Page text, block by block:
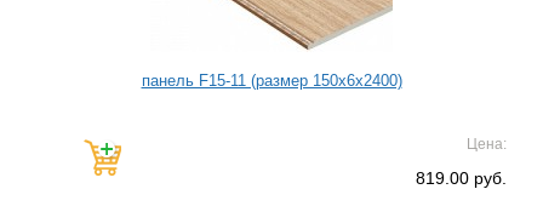
панель F15-11 (размер 150х6х2400)
Цена:
819.00 руб.